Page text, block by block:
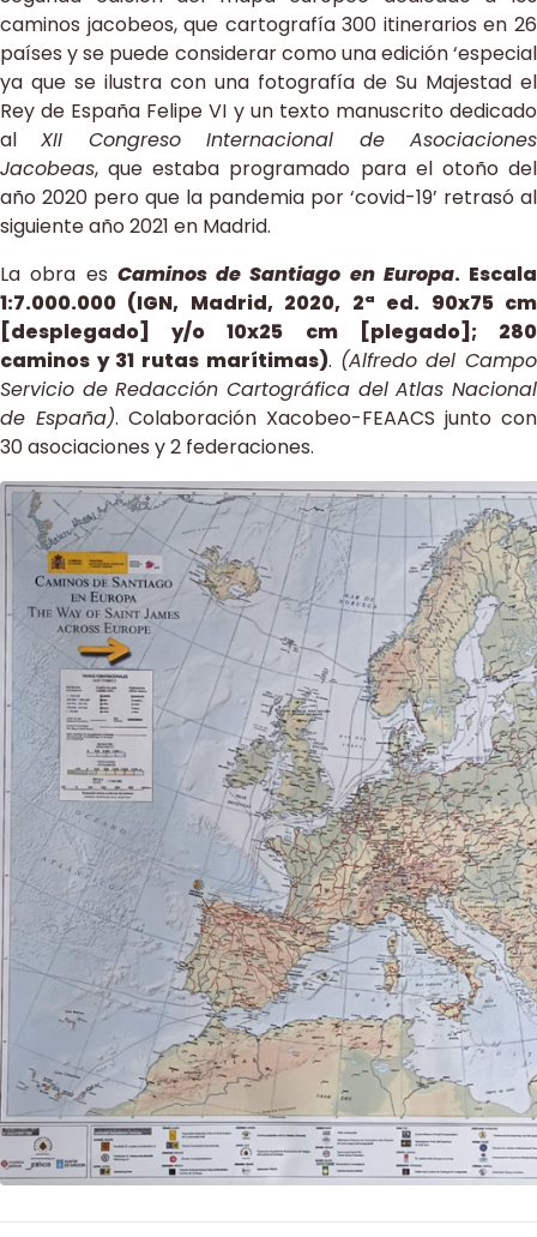
caminos jacobeos, que cartografía 300 itinerarios en 26
países y se puede considerar como una edición ‘especial
ya que se ilustra con una fotografía de Su Majestad el
Rey de España Felipe VI y un texto manuscrito dedicado
alXII Congreso Internacional de Asociaciones
Jacobeas, que estaba programado para el otoño del
año 2020 pero que la pandemia por ‘covid-19’ retrasó al
siguiente año 2021 en Madrid.
La obra es Caminos de Santiago en Europa. Escala
1:7.000.000 (IGN, Madrid, 2020, 2ª ed. 90x75 cm
[desplegado] y/o 10x25 cm [plegado]; 280
caminos y 31 rutas marítimas). (Alfredo del Campo
Servicio de Redacción Cartográfica del Atlas Nacional
de España). Colaboración Xacobeo-FEAACS junto con
30 asociaciones y 2 federaciones.